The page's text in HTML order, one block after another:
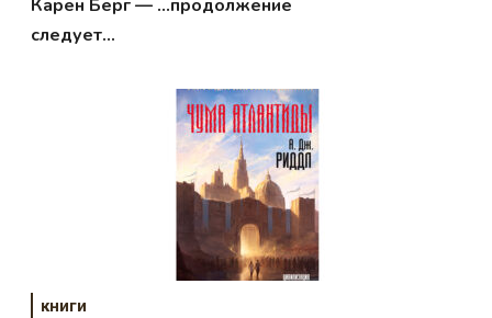
Карен Берг — …продолжение
следует…
книги